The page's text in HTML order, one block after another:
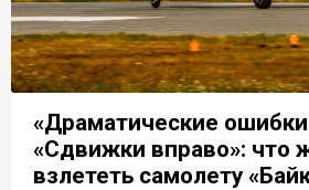
«Драматические
«Сдвижки вправо»: что
взлететь самолету